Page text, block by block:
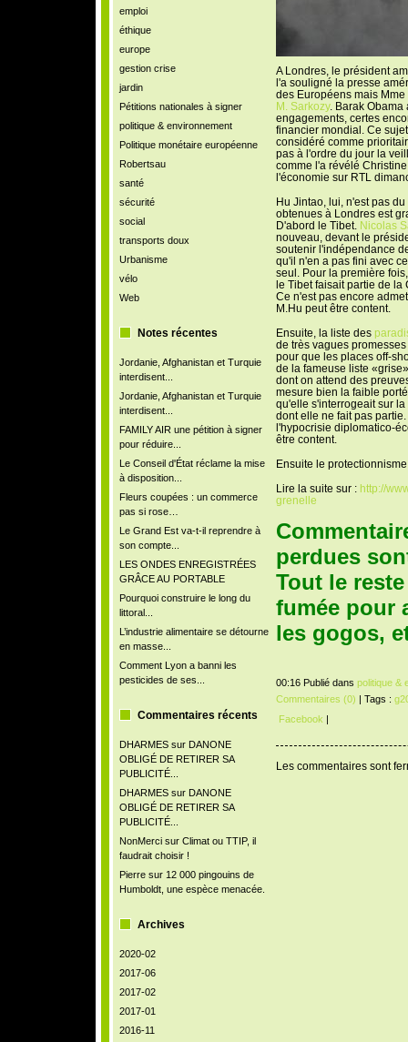
emploi
éthique
europe
gestion crise
jardin
Pétitions nationales à signer
politique & environnement
Politique monétaire européenne
Robertsau
santé
sécurité
social
transports doux
Urbanisme
vélo
Web
Notes récentes
Jordanie, Afghanistan et Turquie
interdisent...
Jordanie, Afghanistan et Turquie
interdisent...
FAMILY AIR une pétition à signer
pour réduire...
Le Conseil d'État réclame la mise
à disposition...
Fleurs coupées : un commerce
pas si rose…
Le Grand Est va-t-il reprendre à
son compte...
LES ONDES ENREGISTRÉES
GRÂCE AU PORTABLE
Pourquoi construire le long du
littoral...
L’industrie alimentaire se détourne
en masse...
Comment Lyon a banni les
pesticides de ses...
Commentaires récents
DHARMESsur DANONE
OBLIGÉ DE RETIRER SA
PUBLICITÉ...
DHARMESsur DANONE
OBLIGÉ DE RETIRER SA
PUBLICITÉ...
NonMercisur Climat ou TTIP, il
faudrait choisir !
Pierresur 12 000 pingouins de
Humboldt, une espèce menacée.
Archives
2020-02
2017-06
2017-02
2017-01
2016-11
A Londres, le président
l'a souligné la presse
des Européens mais
M. Sarkozy. Barak Obama
engagements, certes
financier mondial. Ce
considéré comme
pas à l'ordre du jour la
comme l'a révélé
l'économie sur RTL
Hu Jintao, lui, n'est pas
obtenues à Londres est
D'abord le Tibet. Nicolas
nouveau, devant le
soutenir l'indépendance
qu'il n'en a pas fini avec
seul. Pour la première
le Tibet faisait partie de la
Ce n'est pas encore
M.Hu peut être content.
Ensuite, la liste des
de très vagues
pour que les places off-
de la fameuse liste
dont on attend des
mesure bien la faible
qu'elle s'interrogeait sur
dont elle ne fait pas
l'hypocrisie diplomatico-
être content.
Ensuite le
Lire la suite sur : http://
grenelle
perdues
Tout le
fumée pour
les gogos,
00:16 Publié dans politique &
Commentaires (0) | Tags :
Facebook |
Les commentaires sont